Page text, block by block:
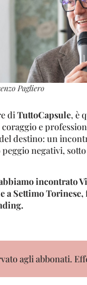
Pagliero
diTuttoCapsule, è
e
destino: un
negativi,
incontrato
Settimo
agli abbonati.